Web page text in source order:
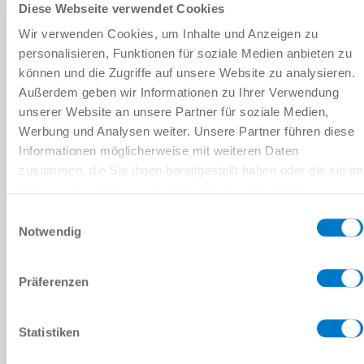
Diese Webseite verwendet Cookies
Wir verwenden Cookies, um Inhalte und Anzeigen zu
personalisieren, Funktionen für soziale Medien anbieten zu
können und die Zugriffe auf unsere Website zu analysieren.
Außerdem geben wir Informationen zu Ihrer Verwendung
unserer Website an unsere Partner für soziale Medien,
Werbung und Analysen weiter. Unsere Partner führen diese
Informationen möglicherweise mit weiteren Daten
zusammen, die Sie ihnen bereitgestellt haben oder die sie im
Notwendig
Präferenzen
Statistiken
1.2 [m/s]
PME05X05NMDD-B
M5X0.5